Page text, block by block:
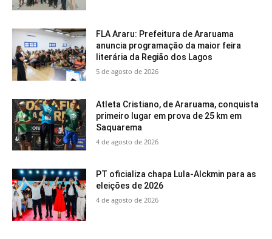
FLA Araru: Prefeitura de Araruama
anuncia programação da maior feira
literária da Região dos Lagos
5 de agosto de 2026
Atleta Cristiano, de Araruama, conquista
primeiro lugar em prova de 25 km em
Saquarema
4 de agosto de 2026
PT oficializa chapa Lula-Alckmin para as
eleições de 2026
4 de agosto de 2026